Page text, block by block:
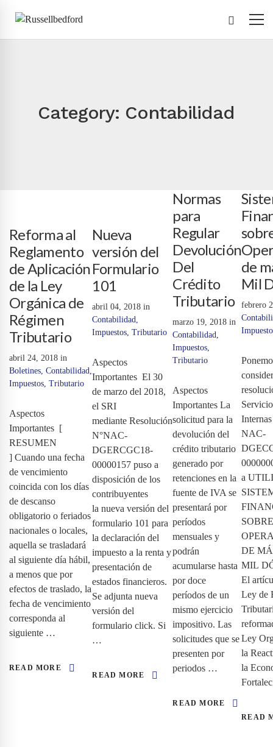
Category: Contabilidad
Reforma al
Reglamento
de Aplicación
de la Ley
Orgánica de
Régimen
Tributario
abril 24, 2018 in
Boletines, Contabilidad,
Impuestos, Tributario
Aspectos
Importantes [
RESUMEN
] Cuando una fecha
de vencimiento
coincida con los días
de descanso
obligatorio o feriados
nacionales o locales,
aquella se trasladará
al siguiente día hábil,
a menos que por
efectos de traslado, la
fecha de vencimiento
corresponda al
siguiente …
READ MORE
Nueva
versión del
Formulario
101
abril 04, 2018 in
Contabilidad,
Impuestos,Tributario
Aspectos
Importantes El 30
de marzo del 2018,
el SRI
mediante Resolución
N°NAC-
DGERCGC18-
00000157 puso a
disposición de los
contribuyentes
la nueva versión del
formulario 101 para
la declaración del
impuesto a la renta y
presentación de
estados financieros.
Se adjunta nueva
versión del
formulario click. Si
…
READ MORE
Normas
para
Regular
Devolución
Del
Crédito
Tributario
marzo 19, 2018 in
Contabilidad,
Impuestos,
Tributario
Aspectos
Importantes La
solicitud para la
devolución del
crédito tributario
generado por
retenciones en la
fuente de IVA se
presentará por
períodos
mensuales y
podrán
acumularse hasta
por doce
períodos de un
mismo ejercicio
impositivo. Las
solicitudes que se
presenten por
periodos …
READ MORE
de
Mil
febrero
NAC-
a
DE
MIL
El
Ley de
Ley
la
la
READ